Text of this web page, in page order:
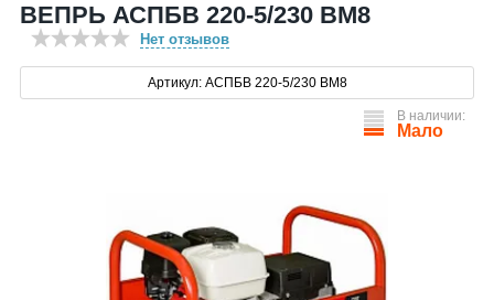
ВЕПРЬ АСПБВ 220-5/230 ВМ8
Нет отзывов
Артикул: АСПБВ 220-5/230 ВМ8
В наличии:
Мало